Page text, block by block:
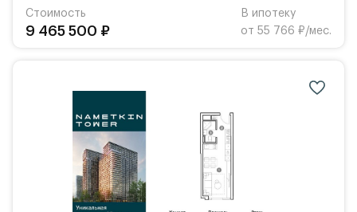
Стоимость
9 465 500 ₽
В ипотеку
от 55 766 ₽/мес.